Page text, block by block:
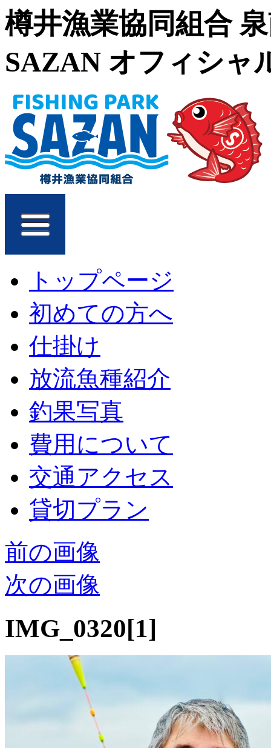
樽井漁業協同組合
SAZAN オフィシャ
トップページ
初めての方へ
仕掛け
放流魚種紹介
釣果写真
費用について
交通アクセス
貸切プラン
前の画像
次の画像
IMG_0320[1]